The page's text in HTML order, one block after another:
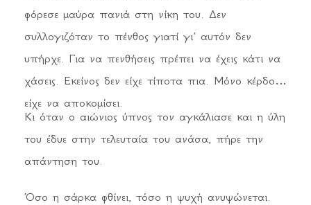
φόρεσε μαύρα πανιά στη νίκη του. Δεν
συλλογιζόταν το πένθος γιατί γι’ αυτόν δεν
υπήρχε. Για να πενθήσεις πρέπει να έχεις κάτι να
χάσεις. Εκείνος δεν είχε τίποτα πια. Μόνο κέρδος
είχε να αποκομίσει.
Κι όταν ο αιώνιος ύπνος τον αγκάλιασε και η ύλη
του έδυε στην τελευταία του ανάσα, πήρε την
απάντηση του.
Όσο η σάρκα φθίνει, τόσο η ψυχή ανυψώνεται.